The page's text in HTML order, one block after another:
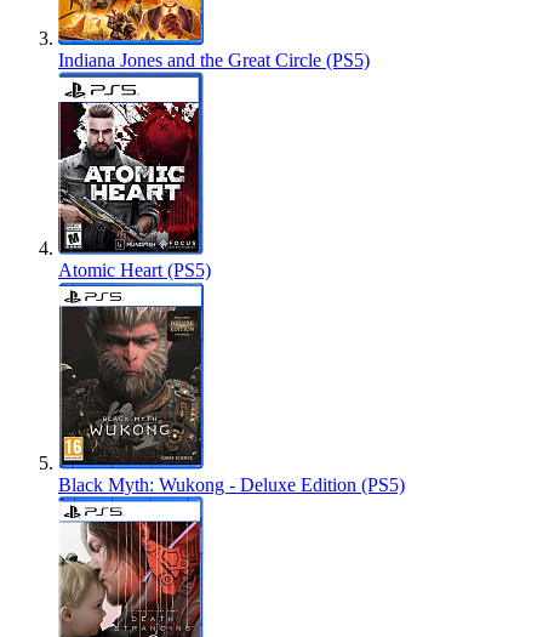
Indiana Jones and the Great Circle (PS5)
Atomic Heart (PS5)
Black Myth: Wukong - Deluxe Edition (PS5)